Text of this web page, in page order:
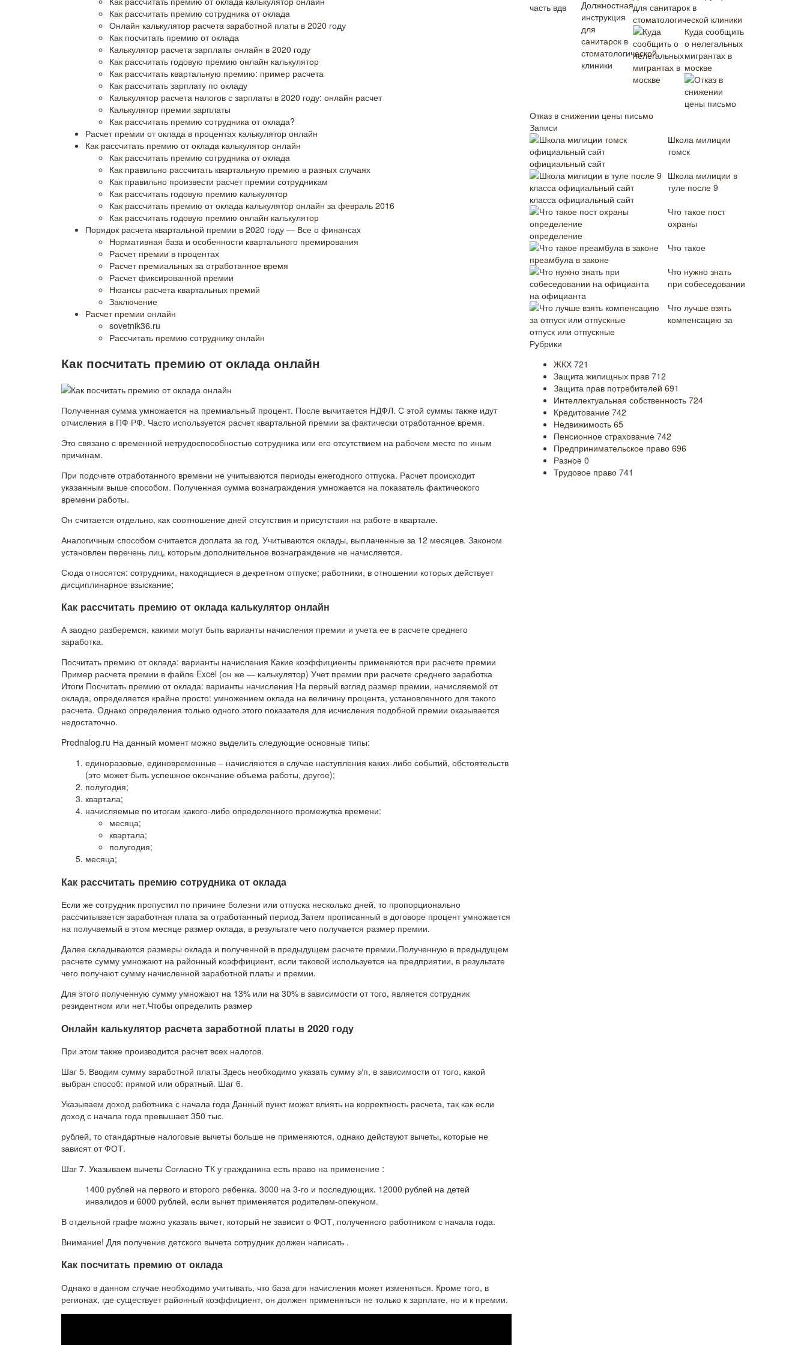
Как рассчитать премию сотрудника от оклада
Онлайн калькулятор расчета заработной платы в 2020 году
Как посчитать премию от оклада
Калькулятор расчета зарплаты онлайн в 2020 году
Как рассчитать годовую премию онлайн калькулятор
Как рассчитать квартальную премию: пример расчета
Как рассчитать зарплату по окладу
Калькулятор расчета налогов с зарплаты в 2020 году: онлайн расчет
Калькулятор премии зарплаты
Как рассчитать премию сотрудника от оклада?
Расчет премии от оклада в процентах калькулятор онлайн
Как рассчитать премию от оклада калькулятор онлайн
Как рассчитать премию сотрудника от оклада
Как правильно рассчитать квартальную премию в разных случаях
Как правильно произвести расчет премии сотрудникам
Как рассчитать годовую премию калькулятор
Как рассчитать премию от оклада калькулятор онлайн за февраль 2016
Как рассчитать годовую премию онлайн калькулятор
Порядок расчета квартальной премии в 2020 году — Все о финансах
Нормативная база и особенности квартального премирования
Расчет премии в процентах
Расчет премиальных за отработанное время
Расчет фиксированной премии
Нюансы расчета квартальных премий
Заключение
Расчет премии онлайн
sovetnik36.ru
Рассчитать премию сотруднику онлайн
Как посчитать премию от оклада онлайн
Полученная сумма умножается на премиальный процент. После вычитается НДФЛ. С этой суммы также идут
отчисления в ПФ РФ. Часто используется расчет квартальной премии за фактически отработанное время.
Это связано с временной нетрудоспособностью сотрудника или его отсутствием на рабочем месте по иным
причинам.
При подсчете отработанного времени не учитываются периоды ежегодного отпуска. Расчет происходит
указанным выше способом. Полученная сумма вознаграждения умножается на показатель фактического
времени работы.
Он считается отдельно, как соотношение дней отсутствия и присутствия на работе в квартале.
Аналогичным способом считается доплата за год. Учитываются оклады, выплаченные за 12 месяцев. Законом
установлен перечень лиц, которым дополнительное вознаграждение не начисляется.
Сюда относятся: сотрудники, находящиеся в декретном отпуске; работники, в отношении которых действует
дисциплинарное взыскание;
Как рассчитать премию от оклада калькулятор онлайн
А заодно разберемся, какими могут быть варианты начисления премии и учета ее в расчете среднего
заработка.
Посчитать премию от оклада: варианты начисления Какие коэффициенты применяются при расчете премии
Пример расчета премии в файле Excel (он же — калькулятор) Учет премии при расчете среднего заработка
Итоги Посчитать премию от оклада: варианты начисления На первый взгляд размер премии, начисляемой от
оклада, определяется крайне просто: умножением оклада на величину процента, установленного для такого
расчета. Однако определения только одного этого показателя для исчисления подобной премии оказывается
недостаточно.
Prednalog.ru На данный момент можно выделить следующие основные типы:
единоразовые, единовременные – начисляются в случае наступления каких-либо событий, обстоятельств
(это может быть успешное окончание объема работы, другое);
полугодия;
квартала;
начисляемые по итогам какого-либо определенного промежутка времени:
месяца;
квартала;
полугодия;
месяца;
Как рассчитать премию сотрудника от оклада
Если же сотрудник пропустил по причине болезни или отпуска несколько дней, то пропорционально
рассчитывается заработная плата за отработанный период.Затем прописанный в договоре процент умножается
на получаемый в этом месяце размер оклада, в результате чего получается размер премии.
Далее складываются размеры оклада и полученной в предыдущем расчете премии.Полученную в предыдущем
расчете сумму умножают на районный коэффициент, если таковой используется на предприятии, в результате
чего получают сумму начисленной заработной платы и премии.
Для этого полученную сумму умножают на 13% или на 30% в зависимости от того, является сотрудник
резидентном или нет.Чтобы определить размер
Онлайн калькулятор расчета заработной платы в 2020 году
При этом также производится расчет всех налогов.
Шаг 5. Вводим сумму заработной платы Здесь необходимо указать сумму з/п, в зависимости от того, какой
выбран способ: прямой или обратный. Шаг 6.
Указываем доход работника с начала года Данный пункт может влиять на корректность расчета, так как если
доход с начала года превышает 350 тыс.
рублей, то стандартные налоговые вычеты больше не применяются, однако действуют вычеты, которые не
зависят от ФОТ.
Шаг 7. Указываем вычеты Согласно ТК у гражданина есть право на применение :
1400 рублей на первого и второго ребенка. 3000 на 3-го и последующих. 12000 рублей на детей
инвалидов и 6000 рублей, если вычет применяется родителем-опекуном.
В отдельной графе можно указать вычет, который не зависит о ФОТ, полученного работником с начала года.
Внимание! Для получение детского вычета сотрудник должен написать .
Как посчитать премию от оклада
Однако в данном случае необходимо учитывать, что база для начисления может изменяться. Кроме того, в
регионах, где существует районный коэффициент, он должен применяться не только к зарплате, но и к премии.
для санитарок в
стоматологической клиники
Куда сообщить
о нелегальных
мигрантах в
москве
Отказ в снижении цены письмо
Записи
Школа милиции
томск
официальный сайт
Школа милиции в
туле после 9
класса официальный сайт
Что такое пост
охраны
определение
Что такое
преамбула в законе
Что нужно знать
при собеседовании
на официанта
Что лучше взять
компенсацию за
отпуск или отпускные
Рубрики
ЖКХ 721
Защита жилищных прав 712
Защита прав потребителей 691
Интеллектуальная собственность 724
Кредитование 742
Недвижимость 65
Пенсионное страхование 742
Предпринимательское право 696
Разное 0
Трудовое право 741